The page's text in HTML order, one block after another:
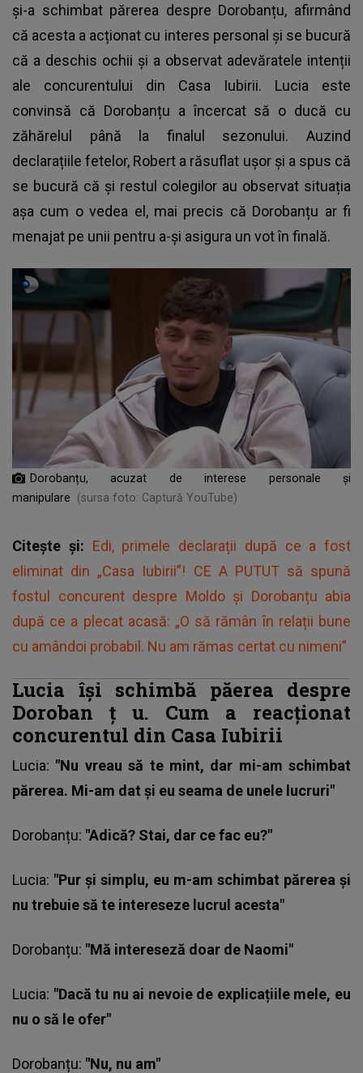
și-a schimbat părerea despre Dorobanțu, afirmând
că acesta a acționat cu interes personal și se bucură
că a deschis ochii și a observat adevăratele intenții
ale concurentului din Casa Iubirii. Lucia este
convinsă că Dorobanțu a încercat să o ducă cu
zăhărelul până la finalul sezonului. Auzind
declarațiile fetelor, Robert a răsuflat ușor și a spus că
se bucură că și restul colegilor au observat situația
așa cum o vedea el, mai precis că Dorobanțu ar fi
menajat pe unii pentru a-și asigura un vot în finală.
Dorobanțu, acuzat de interese personale și
manipulare
(sursa foto: Captură YouTube)
Citește și: Edi, primele declarații după ce a fost
eliminat din „Casa Iubirii”! CE A PUTUT să spună
fostul concurent despre Moldo și Dorobanțu abia
după ce a plecat acasă: „O să rămân în relații bune
cu amândoi probabil. Nu am rămas certat cu nimeni”
Lucia își schimbă păerea despre
Doroban ț u. Cum a reacționat
concurentul din Casa Iubirii
Lucia: "Nu vreau să te mint, dar mi-am schimbat
părerea. Mi-am dat și eu seama de unele lucruri"
Dorobanțu: "Adică? Stai, dar ce fac eu?"
Lucia: "Pur și simplu, eu m-am schimbat părerea și
nu trebuie să te intereseze lucrul acesta"
Dorobanțu: "Mă intereseză doar de Naomi"
Lucia: "Dacă tu nu ai nevoie de explicațiile mele, eu
nu o să le ofer"
Dorobanțu: "Nu, nu am"